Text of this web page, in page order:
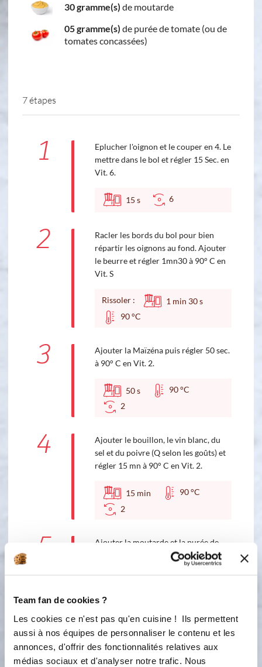
Team fan de cookies ?
Les cookies ce n'est pas qu'en cuisine ! Ils permettent
aussi à nos équipes de personnaliser le contenu et les
annonces, d'offrir des fonctionnalités relatives aux
médias sociaux et d'analyser notre trafic. Nous
30 gramme(s) de moutarde
05 gramme(s) de purée de tomate (ou de
tomates concassées)
7 étapes
1
Eplucher l'oignon et le couper en 4. Le
mettre dans le bol et régler 15 Sec. en
Vit. 6.
15 s 6
2
Racler les bords du bol pour bien
répartir les oignons au fond. Ajouter
le beurre et régler 1mn30 à 90° C en
Vit. S
Rissoler : 1 min 30s
90 °C
3
Ajouter la Maïzéna puis régler 50 sec.
à 90° C en Vit. 2.
50s
90 °C
2
4
Ajouter le bouillon, le vin blanc, du
sel et du poivre (Q selon les goûts) et
régler 15 mn à 90° C en Vit. 2.
15 min
90 °C
2
5
Ajouter la moutarde et la purée de
tomate. Mélanger le tout en réglant 2
6
Vérifier si la Maïzéna est bien délayée,
besoin. Si la Maïzéna est bien
mélangée, passer directement à
l'étape suivant sans actionner la
Touche Turbo.